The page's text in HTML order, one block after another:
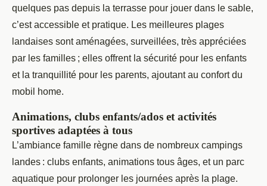
quelques pas depuis la terrasse pour jouer dans le sable,
c’est accessible et pratique. Les meilleures plages
landaises sont aménagées, surveillées, très appréciées
par les familles ; elles offrent la sécurité pour les enfants
et la tranquillité pour les parents, ajoutant au confort du
mobil home.
Animations, clubs enfants/ados et activités
sportives adaptées à tous
L’ambiance famille règne dans de nombreux campings
landes : clubs enfants, animations tous âges, et un parc
aquatique pour prolonger les journées après la plage.